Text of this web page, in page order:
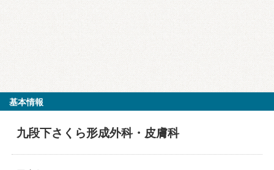
基本情報
九段下さくら形成外科・皮膚科